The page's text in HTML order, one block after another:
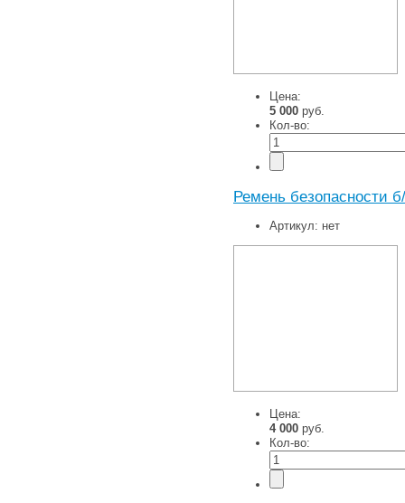
Цена:
5 000 руб.
Кол-во:
Ремень безопасности
Артикул: нет
Цена:
4 000 руб.
Кол-во: